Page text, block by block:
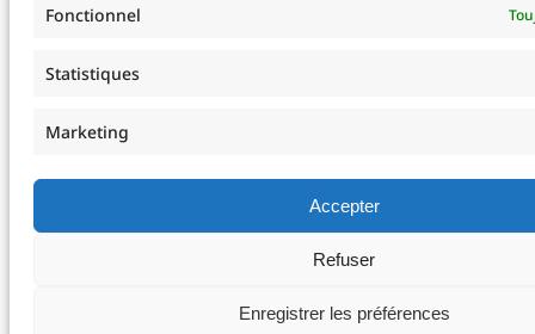
Fonctionnel
Statistiques
Marketing
Accepter
Refuser
Enregistrer les préférences